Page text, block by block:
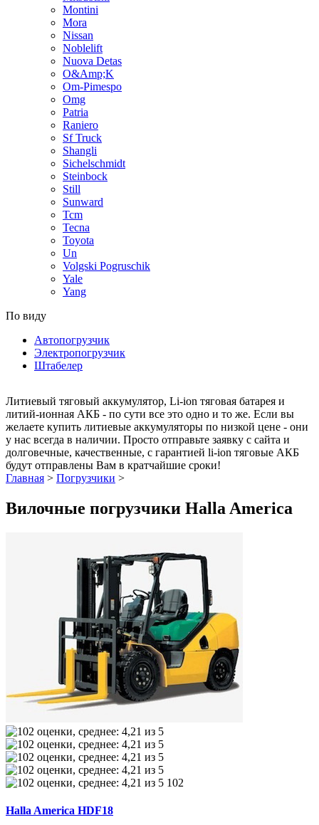
Montini
Mora
Nissan
Noblelift
Nuova Detas
O&Amp;K
Om-Pimespo
Omg
Patria
Raniero
Sf Truck
Shangli
Sichelschmidt
Steinbock
Still
Sunward
Tcm
Tecna
Toyota
Un
Volgski Pogruschik
Yale
Yang
По виду
Автопогрузчик
Электропогрузчик
Штабелер
Литиевый тяговый аккумулятор, Li-ion тяговая батарея и
литий-ионная АКБ - по сути все это одно и то же. Если вы
желаете купить литиевые аккумуляторы по низкой цене - они
у нас всегда в наличии. Просто отправьте заявку с сайта и
долговечные, качественные, с гарантией li-ion тяговые АКБ
будут отправлены Вам в кратчайшие сроки!
Главная > Погрузчики >
Вилочные погрузчики Halla America
102
Halla America HDF18